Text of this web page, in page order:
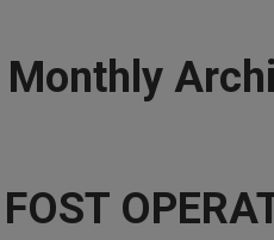
Monthly